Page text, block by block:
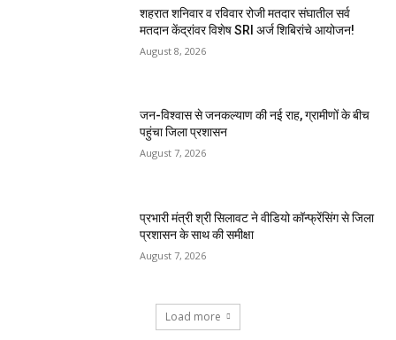
शहरात शनिवार व रविवार रोजी मतदार संघातील सर्व
मतदान केंद्रांवर विशेष SRI अर्ज शिबिरांचे आयोजन!
August 8, 2026
जन-विश्वास से जनकल्याण की नई राह, ग्रामीणों के बीच
पहुंचा जिला प्रशासन
August 7, 2026
प्रभारी मंत्री श्री सिलावट ने वीडियो कॉन्फ्रेंसिंग से जिला
प्रशासन के साथ की समीक्षा
August 7, 2026
Load more